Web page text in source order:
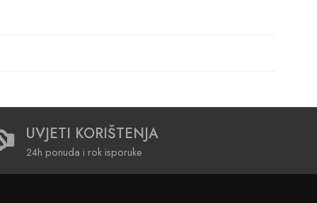
UVJETI KORIŠTENJA
24h ponuda i rok isporuke